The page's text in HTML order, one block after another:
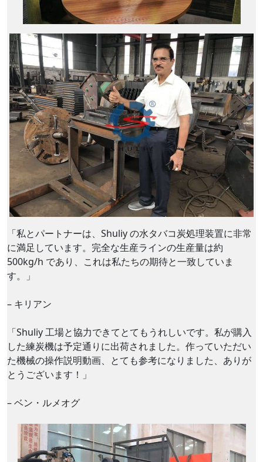
「私とパートナーは、Shuliy の水タバコ炭処理装置に非常
に満足しています。完全な生産ラインの生産量は約
500kg/h であり、これは私たちの期待と一致していま
す。」
– キリアン
「Shuliy 工場と協力できてとてもうれしいです。私が購入
した練炭機は予定通りに出荷されました。作っていただい
た機械の操作説明動画、とても参考になりました、ありが
とうございます！」
– ベン・ルメオグ